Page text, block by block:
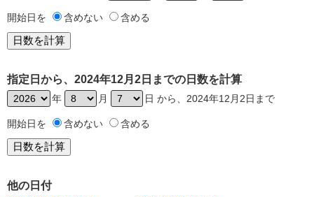
開始日を 含めない 含める
指定日から、2024年12月2日までの日数を計算
年 月 日 から、2024年12月2日まで
開始日を 含めない 含める
他の日付